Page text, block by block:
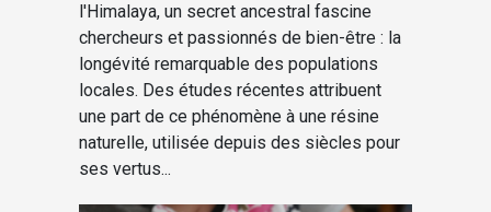
l'Himalaya, un secret ancestral fascine
chercheurs et passionnés de bien-être : la
longévité remarquable des populations
locales. Des études récentes attribuent
une part de ce phénomène à une résine
naturelle, utilisée depuis des siècles pour
ses vertus...